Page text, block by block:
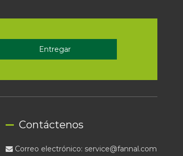
Entregar
Contáctenos
Correo electrónico: service@fannal.com